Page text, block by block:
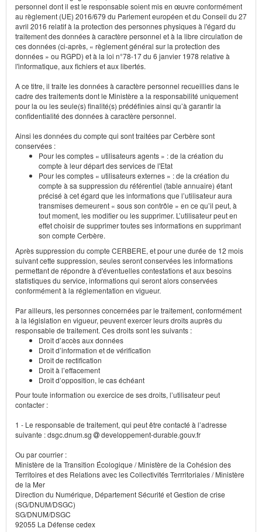
personnel dont il est le responsable soient mis en œuvre conformément
au règlement (UE) 2016/679 du Parlement européen et du Conseil du 27
avril 2016 relatif à la protection des personnes physiques à l'égard du
traitement des données à caractère personnel et à la libre circulation de
ces données (ci-après, « règlement général sur la protection des
données » ou RGPD) et à la loi n°78-17 du 6 janvier 1978 relative à
l'informatique, aux fichiers et aux libertés.
A ce titre, il traite les données à caractère personnel recueillies dans le
cadre des traitements dont le Ministère a la responsabilité uniquement
pour la ou les seule(s) finalité(s) prédéfinies ainsi qu’à garantir la
confidentialité des données à caractère personnel.
Ainsi les données du compte qui sont traitées par Cerbère sont
conservées :
Pour les comptes « utilisateurs agents » : de la création du
compte à leur départ des services de l'Etat
Pour les comptes « utilisateurs externes » : de la création du
compte à sa suppression du référentiel (table annuaire) étant
précisé à cet égard que les informations que l’utilisateur aura
transmises demeurent « sous son contrôle » en ce qu’il peut, à
tout moment, les modifier ou les supprimer. L’utilisateur peut en
effet choisir de supprimer toutes ses informations en supprimant
son compte Cerbère.
Après suppression du compte CERBERE, et pour une durée de 12 mois
suivant cette suppression, seules seront conservées les informations
permettant de répondre à d'éventuelles contestations et aux besoins
statistiques du service, informations qui seront alors conservées
conformément à la réglementation en vigueur.
Par ailleurs, les personnes concernées par le traitement, conformément
à la législation en vigueur, peuvent exercer leurs droits auprès du
responsable de traitement. Ces droits sont les suivants :
Droit d’accès aux données
Droit d’information et de vérification
Droit de rectification
Droit à l’effacement
Droit d’opposition, le cas échéant
Pour toute information ou exercice de ses droits, l’utilisateur peut
contacter :
1 - Le responsable de traitement, qui peut être contacté à l’adresse
suivante : dsgc.dnum.sg
developpement-durable.gouv.fr
Ou par courrier :
Ministère de la Transition Écologique / Ministère de la Cohésion des
Territoires et des Relations avec les Collectivités Terrritoriales / Ministère
de la Mer
Direction du Numérique, Département Sécurité et Gestion de crise
(SG/DNUM/DSGC)
SG/DNUM/DSGC
92055 La Défense cedex